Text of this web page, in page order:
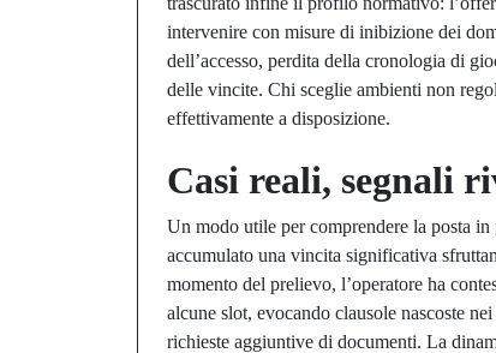
intervenire con misure di inibizione dei
dell’accesso, perdita della cronologia di
delle vincite. Chi sceglie ambienti non
effettivamente a disposizione.
Casi reali, segnali
Un modo utile per comprendere la posta
accumulato una vincita significativa
momento del prelievo, l’operatore ha
alcune slot, evocando clausole nascoste
richieste aggiuntive di documenti. La